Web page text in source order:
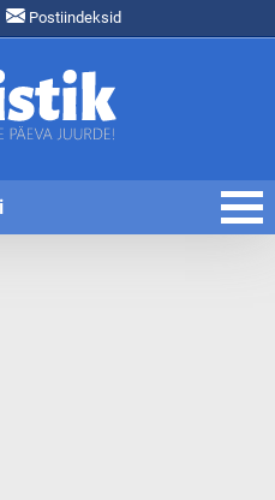
Postiindeksid